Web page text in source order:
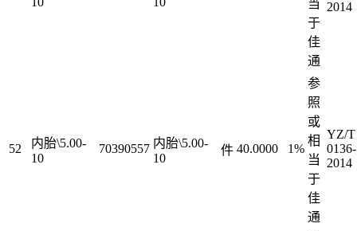
当
于
佳
通
2014
52
内胎\5.00-
10
70390557 内胎\5.00-
10
件 40.0000 1%
参
照
或
相
当
于
佳
通
YZ/T
0136-
2014